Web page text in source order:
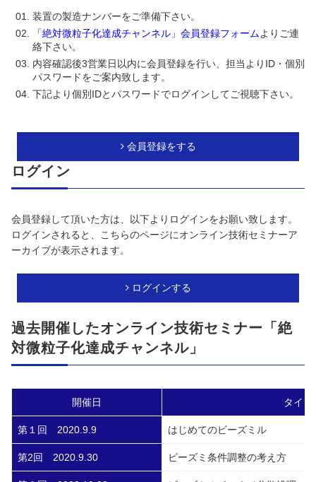
装置の製造ナンバーをご準備下さい。
「絶対微粒子化達成チャンネル」会員登録フォームよりご連
絡下さい。
内容確認後3営業日以内に会員登録を行い、担当よりID・個別
パスワードをご案内致します。
下記より個別IDとパスワードでログインしてご視聴下さい。
会員登録をする
ログイン
会員登録して頂いた方は、以下よりログインをお願い致します。
ログインされると、こちらのページにオンライン技術セミナーア
ーカイブが表示されます。
ログインする
過去開催したオンライン技術セミナー「絶
対微粒子化達成チャンネル」
開催日 タイト
第１回 2020.9.9 はじめてのビーズミル
第2回 2020.9.30 ビーズミ条件調整の考え方